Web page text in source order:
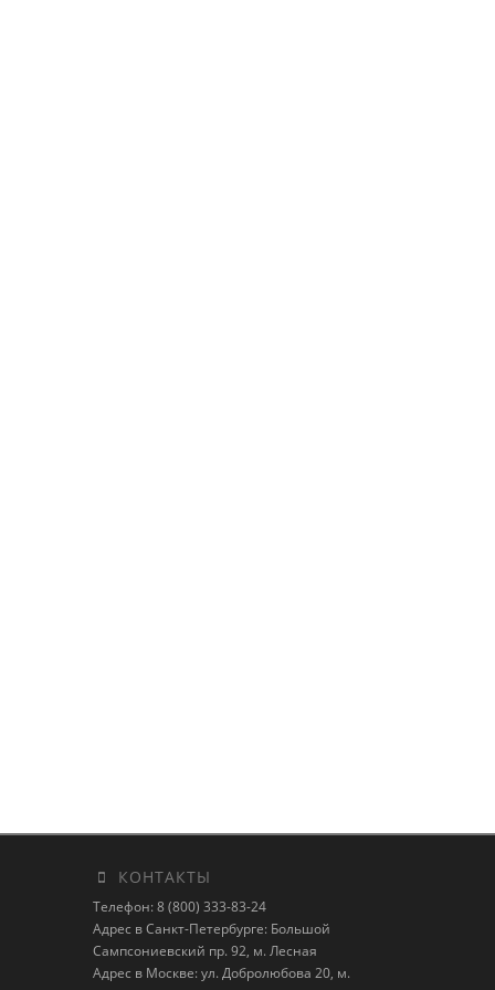
КОНТАКТЫ
Телефон: 8 (800) 333-83-24
Адрес в Санкт-Петербурге: Большой
Сампсониевский пр. 92, м. Лесная
Адрес в Москве: ул. Добролюбова 20, м.